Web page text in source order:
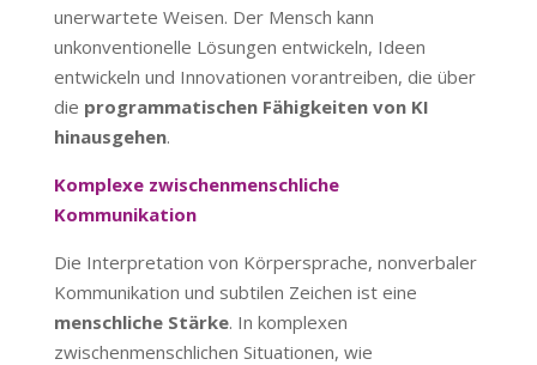
unerwartete Weisen. Der Mensch kann
unkonventionelle Lösungen entwickeln, Ideen
entwickeln und Innovationen vorantreiben, die über
die programmatischen Fähigkeiten von KI
hinausgehen.
Komplexe zwischenmenschliche
Kommunikation
Die Interpretation von Körpersprache, nonverbaler
Kommunikation und subtilen Zeichen ist eine
menschliche Stärke. In komplexen
zwischenmenschlichen Situationen, wie